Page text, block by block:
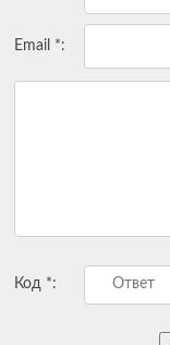
Email *:
Код *: